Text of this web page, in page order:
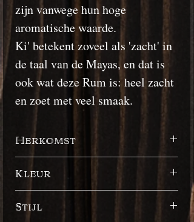
zijn vanwege hun hoge
aromatische waarde.
Ki' betekent zoveel als 'zacht' in
de taal van de Mayas, en dat is
ook wat deze Rum is: heel zacht
en zoet met veel smaak.
Herkomst
Kleur
Stijl